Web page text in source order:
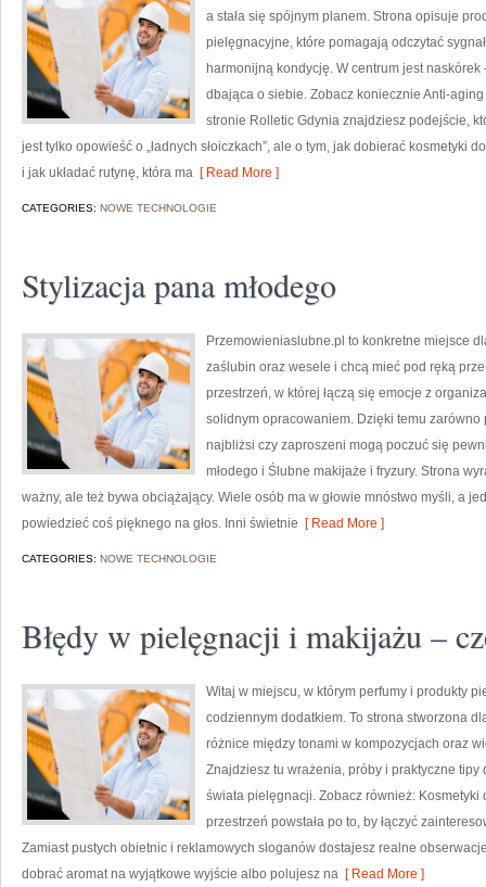
a stała się spójnym planem. Strona opisuje
pielęgnacyjne, które pomagają odczytać
harmonijną kondycję. W centrum jest
dbająca o siebie. Zobacz koniecznie Anti-
stronie Rolletic Gdynia znajdziesz podejście,
jest tylko opowieść o „ładnych słoiczkach”, ale o tym, jak dobierać kosmetyki
i jak układać rutynę, która ma [ Read More ]
CATEGORIES: NOWE TECHNOLOGIE
Stylizacja pana młodego
Przemowieniaslubne.pl to konkretne miejsce
zaślubin oraz wesele i chcą mieć pod ręką
przestrzeń, w której łączą się emocje z
solidnym opracowaniem. Dzięki temu
najbliżsi czy zaproszeni mogą poczuć się
młodego i Ślubne makijaże i fryzury. Strona
ważny, ale też bywa obciążający. Wiele osób ma w głowie mnóstwo myśli, a
powiedzieć coś pięknego na głos. Inni świetnie [ Read More ]
CATEGORIES: NOWE TECHNOLOGIE
Błędy w pielęgnacji i makijażu –
Witaj w miejscu, w którym perfumy i produkty
codziennym dodatkiem. To strona stworzona
różnice między tonami w kompozycjach oraz
Znajdziesz tu wrażenia, próby i praktyczne
świata pielęgnacji. Zobacz również:
przestrzeń powstała po to, by łączyć
Zamiast pustych obietnic i reklamowych sloganów dostajesz realne
dobrać aromat na wyjątkowe wyjście albo polujesz na [ Read More ]